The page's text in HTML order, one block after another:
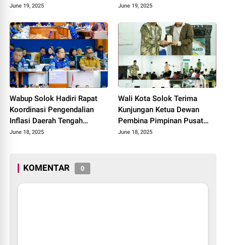
June 19, 2025
Sumbar Gelar Roadshow
Kota Solok 2025.
June 19, 2025
Wabup Solok Hadiri Rapat
Koordinasi Pengendalian
Inflasi Daerah Tengah
Provinsi Sumatera Barat
June 18, 2025
Wali Kota Solok Terima
Kunjungan Ketua Dewan
Pembina Pimpinan Pusat
Muhammadiyah Tahun 2025.
June 18, 2025
KOMENTAR 0